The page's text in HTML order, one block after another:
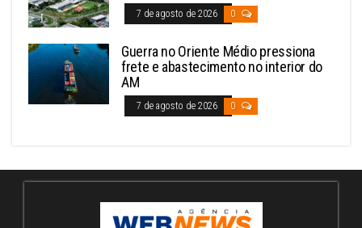
7 de agosto de 2026 0
Guerra no Oriente Médio pressiona
frete e abastecimento no interior do
AM
7 de agosto de 2026 0